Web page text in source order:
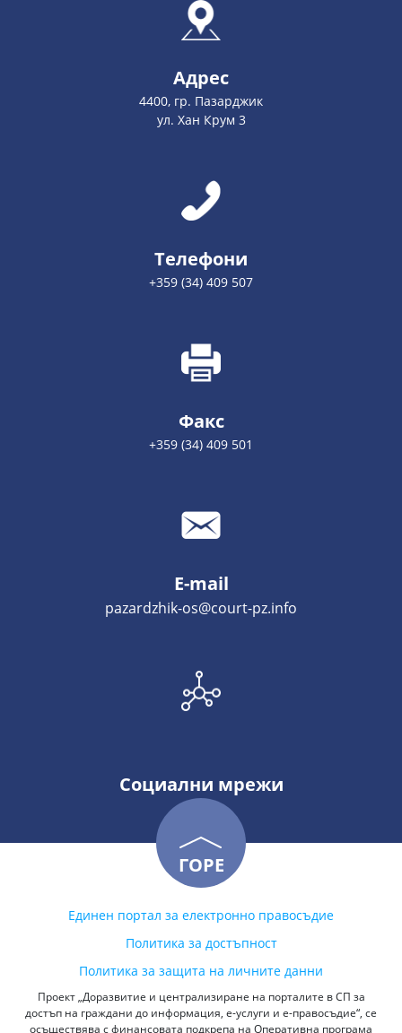
Адрес
4400, гр. Пазарджик
ул. Хан Крум 3
Телефони
+359 (34) 409 507
Факс
+359 (34) 409 501
E-mail
pazardzhik-os@court-pz.info
Социални мрежи
ГОРЕ
Единен портал за електронно правосъдие
Политика за достъпност
Политика за защита на личните данни
Проект „Доразвитие и централизиране на порталите в СП за
достъп на граждани до информация, е-услуги и е-правосъдие“, се
осъществява с финансовата подкрепа на Оперативна програма